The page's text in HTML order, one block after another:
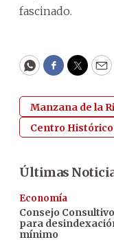
fascinado.
WhatsApp
Facebook
Manzana de la
Centro
Últimas
Economía
Consejo
para
mínimo